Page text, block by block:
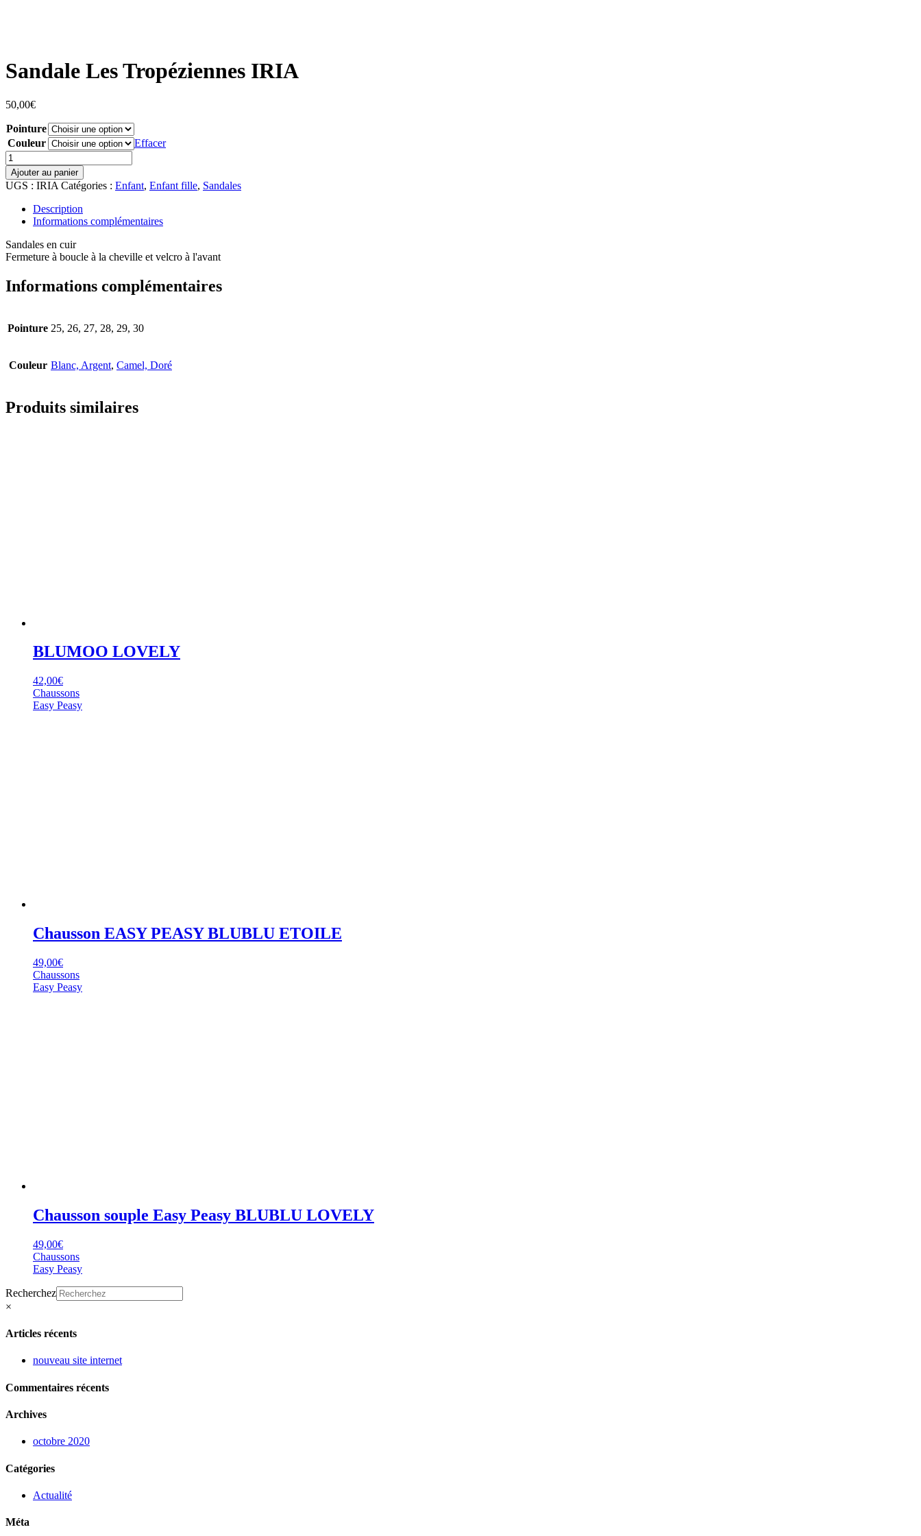
Sandale Les Tropéziennes IRIA
50,00€
Pointure
Couleur
Effacer
quantité
de
Sandale
Les
Tropéziennes
IRIA
Ajouter au panier
UGS : IRIA Catégories : Enfant, Enfant fille, Sandales
Description
Informations complémentaires
Sandales en cuir
Fermeture à boucle à la cheville et velcro à l'avant
Informations complémentaires
Pointure 25, 26, 27, 28, 29, 30
Couleur Blanc, Argent, Camel, Doré
Produits similaires
BLUMOO LOVELY
42,00€
Chaussons
Easy Peasy
Chausson EASY PEASY BLUBLU ETOILE
49,00€
Chaussons
Easy Peasy
Chausson souple Easy Peasy BLUBLU LOVELY
49,00€
Chaussons
Easy Peasy
Recherchez
×
Articles récents
nouveau site internet
Commentaires récents
Archives
octobre 2020
Catégories
Actualité
Méta